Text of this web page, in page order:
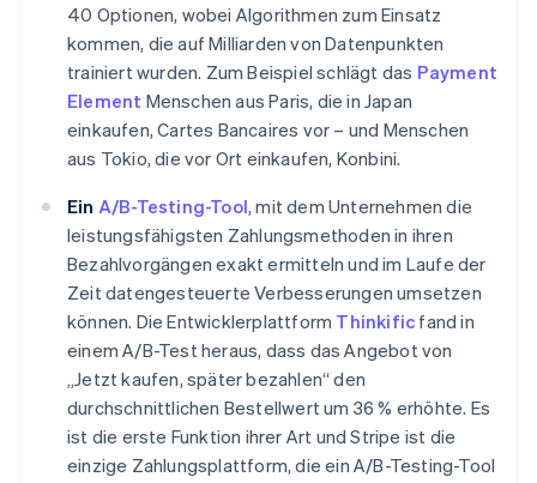
40 Optionen, wobei Algorithmen zum Einsatz
kommen, die auf Milliarden von Datenpunkten
trainiert wurden. Zum Beispiel schlägt das Payment
Element Menschen aus Paris, die in Japan
einkaufen, Cartes Bancaires vor – und Menschen
aus Tokio, die vor Ort einkaufen, Konbini.
Ein A/B-Testing-Tool, mit dem Unternehmen die
leistungsfähigsten Zahlungsmethoden in ihren
Bezahlvorgängen exakt ermitteln und im Laufe der
Zeit datengesteuerte Verbesserungen umsetzen
können. Die Entwicklerplattform Thinkific fand in
einem A/B-Test heraus, dass das Angebot von
„Jetzt kaufen, später bezahlen“ den
durchschnittlichen Bestellwert um 36 % erhöhte. Es
ist die erste Funktion ihrer Art und Stripe ist die
einzige Zahlungsplattform, die ein A/B-Testing-Tool
Australien
English
Belgien
NederlandsFrançaisDeutschEnglish
Brasilien
PortuguêsEnglish
Bulgarien
English
Dänemark
English
Deutschland